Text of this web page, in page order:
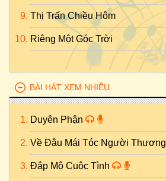
Thị Trấn Chiều Hôm
Riêng Một Góc Trời
BÀI HÁT XEM NHIỀU
Duyên Phận
Về Đâu Mái Tóc Người Thương
Đắp Mộ Cuộc Tình